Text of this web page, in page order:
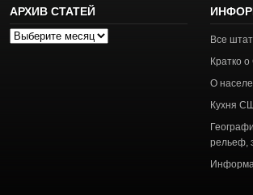
АРХИВ СТАТЕЙ
Архив
Все
Кратко
О
Кухня
рельеф,